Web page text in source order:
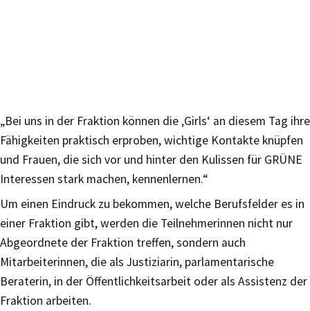
„Bei uns in der Fraktion können die ‚Girls‘ an diesem Tag ihre
Fähigkeiten praktisch erproben, wichtige Kontakte knüpfen
und Frauen, die sich vor und hinter den Kulissen für GRÜNE
Interessen stark machen, kennenlernen.“
Um einen Eindruck zu bekommen, welche Berufsfelder es in
einer Fraktion gibt, werden die Teilnehmerinnen nicht nur
Abgeordnete der Fraktion treffen, sondern auch
Mitarbeiterinnen, die als Justiziarin, parlamentarische
Beraterin, in der Öffentlichkeitsarbeit oder als Assistenz der
Fraktion arbeiten.